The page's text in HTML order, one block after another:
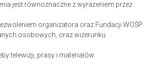
jest równoznaczne z wyrażeniem przez
organizatora oraz Fundacji WOŚP
osobowych, oraz wizerunku
telewizji, prasy i materiałów